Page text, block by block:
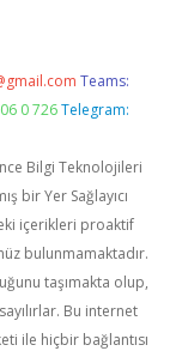
Teams:
0 726 Telegram:
Bilgi Teknolojileri
bir Yer Sağlayıcı
içerikleri proaktif
bulunmamaktadır.
taşımakta olup,
Bu internet
ile hiçbir bağlantısı